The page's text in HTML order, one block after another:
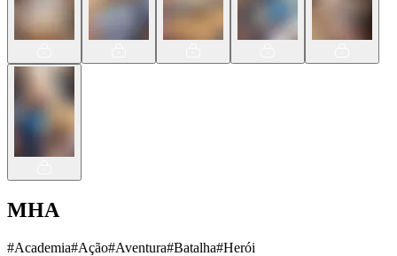
MHA
#Academia#Ação#Aventura#Batalha#Herói